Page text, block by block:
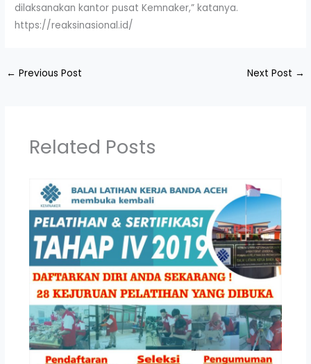
dilaksanakan kantor pusat Kemnaker,” katanya.
https://reaksinasional.id/
← Previous Post Next Post →
Related Posts